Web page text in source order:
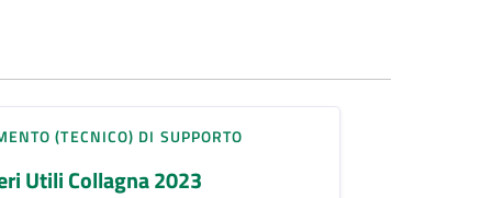
(TECNICO) DI SUPPORTO
Utili Collagna 2023